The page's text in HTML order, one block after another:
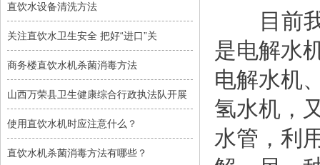
直饮水设备清洗方法
关注直饮水卫生安全 把好“进口”关
商务楼直饮水机杀菌消毒方法
山西万荣县卫生健康综合行政执法队开展
使用直饮水机时应注意什么？
直饮水机杀菌消毒方法有哪些？
目前我
是电解水
电解水机
氢水机，
水管，利